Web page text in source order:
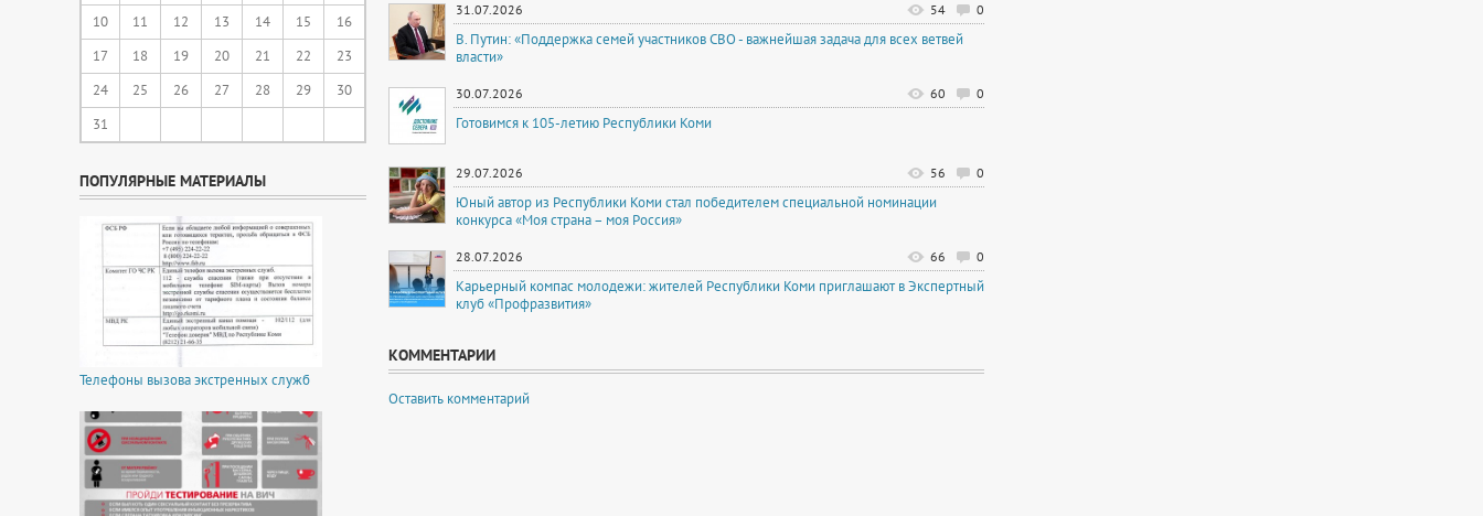
10
11 12 13 14 15
16
17
18 19 20 21 22
23
24
25 26 27 28 29
30
31
ПОПУЛЯРНЫЕ МАТЕРИАЛЫ
Телефоны вызова экстренных служб
0
54
31.07.2026
В. Путин: «Поддержка семей участников СВО - важнейшая задача для всех ветвей
власти»
0
60
30.07.2026
Готовимся к 105-летию Республики Коми
0
56
29.07.2026
Юный автор из Республики Коми стал победителем специальной номинации
конкурса «Моя страна – моя Россия»
0
66
28.07.2026
Карьерный компас молодежи: жителей Республики Коми приглашают в Экспертный
клуб «Профразвития»
КОММЕНТАРИИ
Оставить комментарий